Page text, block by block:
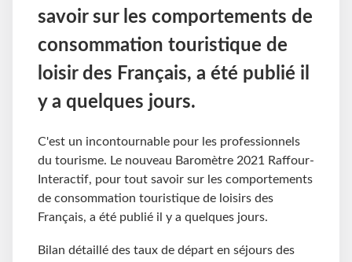
savoir sur les comportements de
consommation touristique de
loisir des Français, a été publié il
y a quelques jours.
C'est un incontournable pour les professionnels
du tourisme. Le nouveau Baromètre 2021 Raffour-
Interactif, pour tout savoir sur les comportements
de consommation touristique de loisirs des
Français, a été publié il y a quelques jours.
Bilan détaillé des taux de départ en séjours des